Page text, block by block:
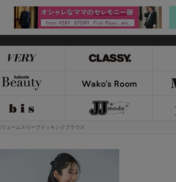
ュームスリーブドッキングブラウス